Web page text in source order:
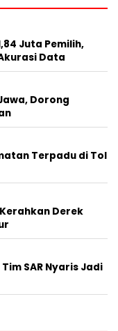
Juta Pemilih,
Data
Dorong
Terpadu di Tol
Derek
SAR Nyaris Jadi